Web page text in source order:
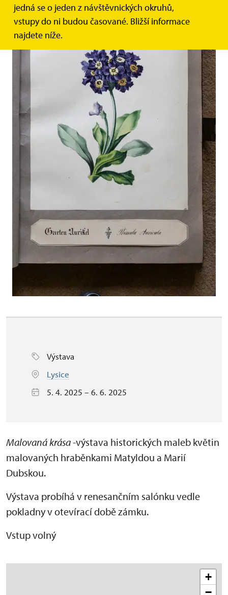
jedná se o jeden z návštěvnických okruhů,
vstupy do ni budou časované. Bližší informace
najdete níže.
Výstava
Lysice
5. 4. 2025 – 6. 6. 2025
Malovaná krása-výstava historických maleb květin
malovaných hraběnkami Matyldou a Marií
Dubskou.
Výstava probíhá v renesančním salónku vedle
pokladny v otevírací době zámku.
Vstup volný
+
−